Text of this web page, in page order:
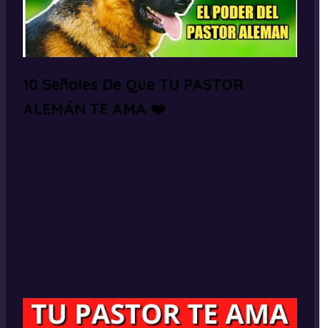
10 Señales De Que TU PASTOR
ALEMÁN TE AMA ❤️